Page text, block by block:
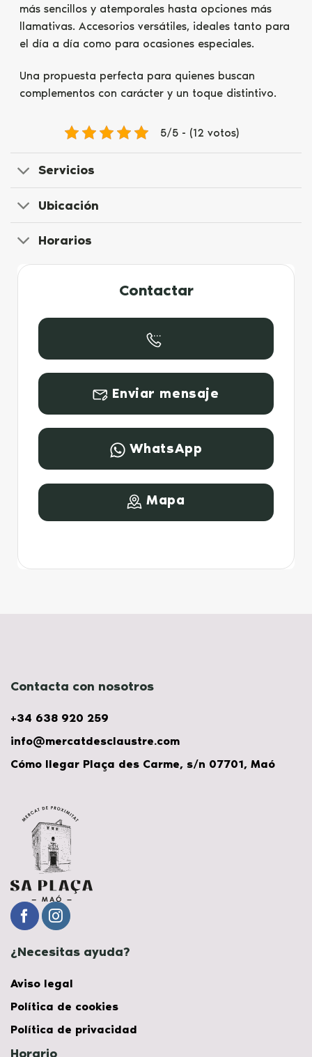
más sencillos y atemporales hasta opciones más
llamativas. Accesorios versátiles, ideales tanto para
el día a día como para ocasiones especiales.
Una propuesta perfecta para quienes buscan
complementos con carácter y un toque distintivo.
5/5 - (12 votos)
Servicios
Ubicación
Horarios
Contactar
Enviar mensaje
WhatsApp
Mapa
Contacta con nosotros
+34 638 920 259
info@mercatdesclaustre.com
Cómo llegar Plaça des Carme, s/n 07701, Maó
¿Necesitas ayuda?
Aviso legal
Política de cookies
Política de privacidad
Horario